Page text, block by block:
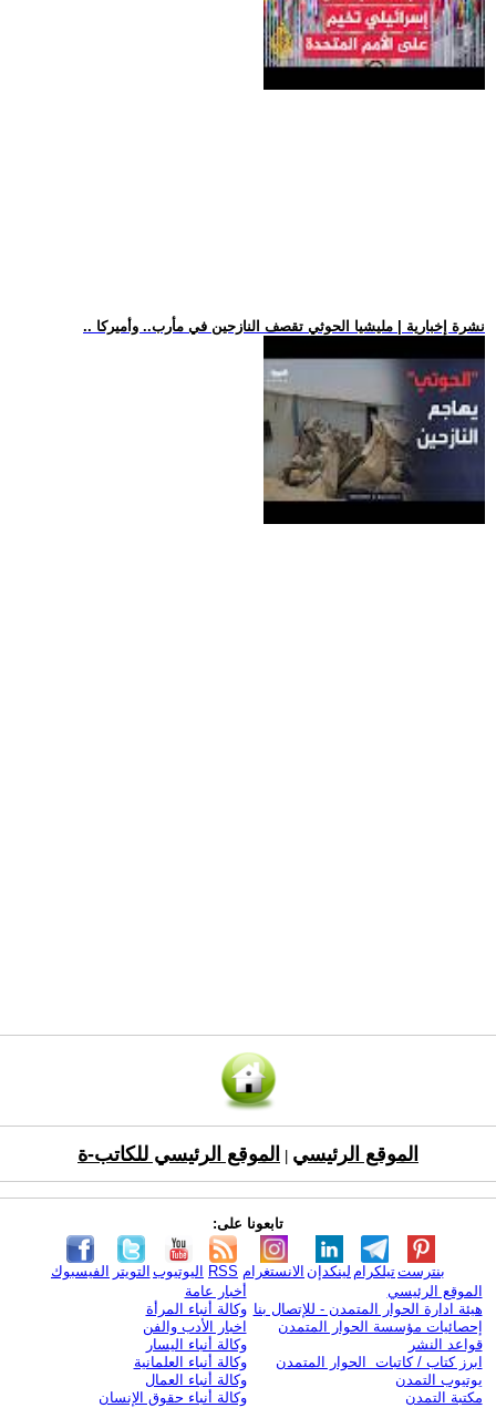
.. نشرة إخبارية | مليشيا الحوثي تقصف النازحين في مأرب.. وأميركا
الموقع الرئيسي الموقع الرئيسي للكاتب-ة
تابعونا على:
الفيسبوك التويتر اليوتيوب RSS الانستغرام لينكدإن تيلكرامبنترست
الموقع الرئيسي
هيئة ادارة الحوار المتمدن - للإتصال بنا
إحصائيات مؤسسة الحوار المتمدن
قواعد النشر
ابرز كتاب / كاتبات الحوار المتمدن
يوتيوب التمدن
مكتبة التمدن
أخبار عامة
وكالة أنباء المرأة
اخبار الأدب والفن
وكالة أنباء اليسار
وكالة أنباء العلمانية
وكالة أنباء العمال
وكالة أنباء حقوق الإنسان